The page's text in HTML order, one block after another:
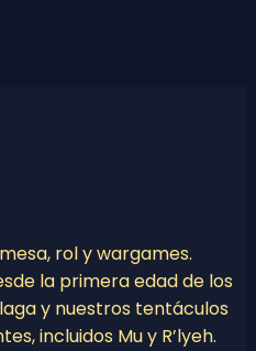
rol y wargames.
la primera edad de los
y nuestros tentáculos
incluidos Mu y R’lyeh.